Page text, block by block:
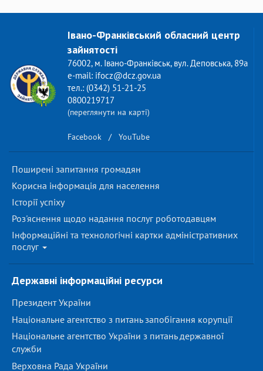
Івано-Франківський обласний центр
зайнятості
76002, м. Івано-Франківськ, вул. Деповська, 89а
e-mail: ifocz@dcz.gov.ua
тел.: (0342) 51-21-25
0800219717
(переглянути на карті)
Facebook / YouTube
Поширені запитання громадян
Корисна інформація для населення
Історії успіху
Роз'яснення щодо надання послуг роботодавцям
Інформаційні та технологічні картки адміністративних
послуг
Державні інформаційні ресурси
Президент України
Національне агентство з питань запобігання корупції
Національне агентство України з питань державної
служби
Верховна Рада України